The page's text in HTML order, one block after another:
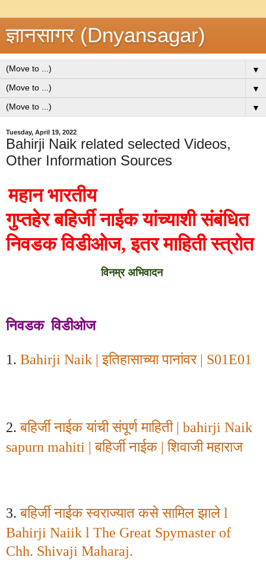
ज्ञानसागर (Dnyansagar)
▼
▼
▼
Tuesday, April 19, 2022
Bahirji Naik related selected Videos,
Other Information Sources
महान भारतीय
गुप्तहेरबहिर्जीनाईकयांच्याशी संबंधित
निवडक विडीओज, इतर माहिती स्त्रोत
विनम्र अभिवादन
निवडक विडीओज
1. Bahirji Naik |इतिहासाच्या पानांवर | S01E01
2.बहिर्जी नाईक यांची संपूर्ण माहिती | bahirji Naik
sapurn mahiti |बहिर्जी नाईक |शिवाजी महाराज
3.बहिर्जी नाईक स्वराज्यात कसे सामिल झाले l
Bahirji Naiik l The Great Spymaster of
Chh. Shivaji Maharaj.